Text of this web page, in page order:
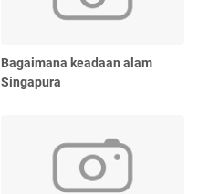
Bagaimana keadaan alam
Singapura